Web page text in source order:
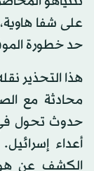
على شفا
حد خطورة
هذا التحذير
محادثة مع
حدوث تحول في
أعداء
الكشف عن